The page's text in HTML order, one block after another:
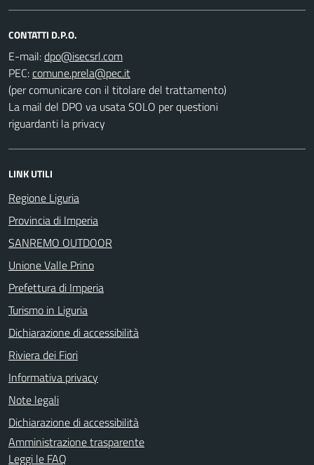
CONTATTI D.P.O.
E-mail:
PEC:
(per comunicare con il titolare del trattamento)
La mail del DPO va usata SOLO per questioni
riguardanti la privacy
LINK UTILI
Regione Liguria
Provincia di Imperia
SANREMO OUTDOOR
Unione Valle Prino
Prefettura di Imperia
Turismo in Liguria
Dichiarazione di accessibilità
Riviera dei Fiori
Informativa privacy
Note legali
Dichiarazione di accessibilità
Amministrazione trasparente
Leggi le FAQ